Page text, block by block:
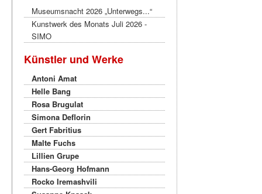
Museumsnacht 2026 „Unterwegs...“
Kunstwerk des Monats Juli 2026 -
SIMO
Künstler und Werke
Antoni Amat
Helle Bang
Rosa Brugulat
Simona Deflorin
Gert Fabritius
Malte Fuchs
Lillien Grupe
Hans-Georg Hofmann
Rocko Iremashvili